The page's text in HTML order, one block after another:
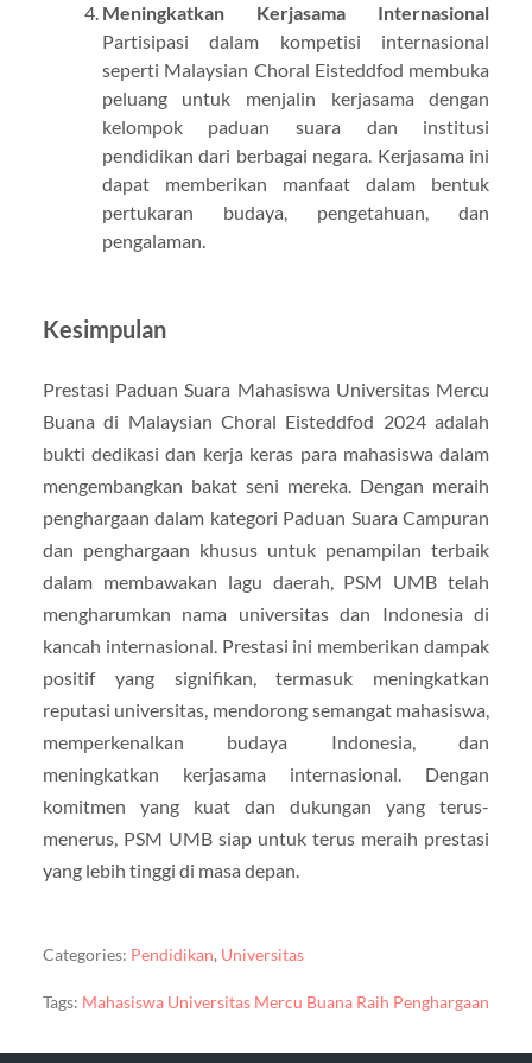
Meningkatkan Kerjasama Internasional
Partisipasi dalam kompetisi internasional
seperti Malaysian Choral Eisteddfod membuka
peluang untuk menjalin kerjasama dengan
kelompok paduan suara dan institusi
pendidikan dari berbagai negara. Kerjasama ini
dapat memberikan manfaat dalam bentuk
pertukaran budaya, pengetahuan, dan
pengalaman.
Kesimpulan
Prestasi Paduan Suara Mahasiswa Universitas Mercu
Buana di Malaysian Choral Eisteddfod 2024 adalah
bukti dedikasi dan kerja keras para mahasiswa dalam
mengembangkan bakat seni mereka. Dengan meraih
penghargaan dalam kategori Paduan Suara Campuran
dan penghargaan khusus untuk penampilan terbaik
dalam membawakan lagu daerah, PSM UMB telah
mengharumkan nama universitas dan Indonesia di
kancah internasional. Prestasi ini memberikan dampak
positif yang signifikan, termasuk meningkatkan
reputasi universitas, mendorong semangat mahasiswa,
memperkenalkan budaya Indonesia, dan
meningkatkan kerjasama internasional. Dengan
komitmen yang kuat dan dukungan yang terus-
menerus, PSM UMB siap untuk terus meraih prestasi
yang lebih tinggi di masa depan.
Categories: Pendidikan, Universitas
Tags: Mahasiswa Universitas Mercu Buana Raih Penghargaan